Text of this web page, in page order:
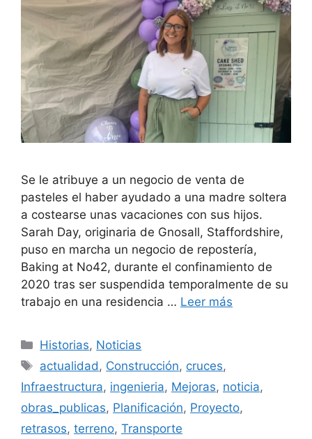
Se le atribuye a un negocio de venta de
pasteles el haber ayudado a una madre soltera
a costearse unas vacaciones con sus hijos.
Sarah Day, originaria de Gnosall, Staffordshire,
puso en marcha un negocio de repostería,
Baking at No42, durante el confinamiento de
2020 tras ser suspendida temporalmente de su
trabajo en una residencia … Leer más
Categorías
Historias, Noticias
Etiquetas
actualidad , Construcción, cruces,
Infraestructura, ingenieria, Mejoras, noticia,
obras_publicas, Planificación, Proyecto,
retrasos, terreno, Transporte